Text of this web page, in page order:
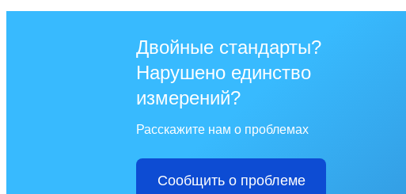
Двойные стандарты?
Нарушено единство
измерений?
Расскажите нам о проблемах
Сообщить о проблеме